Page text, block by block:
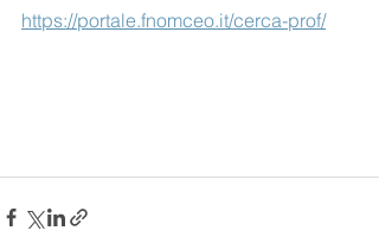
https://portale.fnomceo.it/cerca-prof/